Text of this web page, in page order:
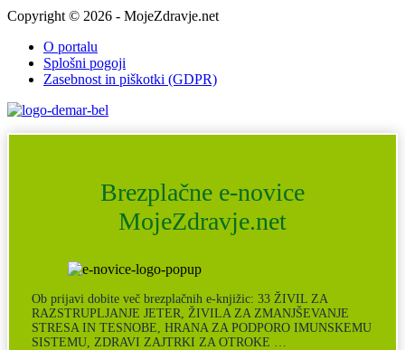
Copyright © 2026 - MojeZdravje.net
O portalu
Splošni pogoji
Zasebnost in piškotki (GDPR)
Brezplačne e-novice
MojeZdravje.net
Ob prijavi dobite več brezplačnih e-knjižic: 33 ŽIVIL ZA
RAZSTRUPLJANJE JETER, ŽIVILA ZA ZMANJŠEVANJE
STRESA IN TESNOBE, HRANA ZA PODPORO IMUNSKEMU
SISTEMU, ZDRAVI ZAJTRKI ZA OTROKE …